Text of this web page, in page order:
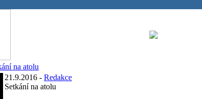
na atolu
21.9.2016 - Redakce
Setkání na atolu